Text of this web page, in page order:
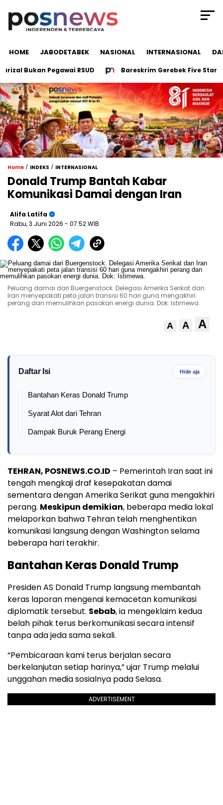
HOME JABODETABEK NASIONAL INTERNASIONAL
Bukan Pegawai RSUD Bareskrim Gerebek Five Stars
Home / INDEKS / INTERNASIONAL
Donald Trump Bantah Kabar
Komunikasi Damai dengan Iran
Alifa Latifa
Rabu, 3 Juni 2026 - 07:52 WIB
Peluang damai dari Buergenstock. Delegasi Amerika Serikat dan
Iran menyepakati peta jalan transisi 60 hari guna mengakhiri
perang dan memulihkan pasokan energi dunia. Dok: Istimewa.
A A A
Daftar Isi Hide aja
Bantahan Keras Donald Trump
Syarat Alot dari Tehran
Dampak Buruk Perang Energi
TEHRAN, POSNEWS.CO.ID – Pemerintah Iran saat ini
tengah mengkaji draf kesepakatan damai
sementara dengan Amerika Serikat guna mengakhiri
perang. Meskipun demikian, beberapa media lokal
melaporkan bahwa Tehran telah menghentikan
komunikasi langsung dengan Washington selama
beberapa hari terakhir.
Bantahan Keras Donald Trump
Presiden AS Donald Trump langsung membantah
keras laporan mengenai kemacetan komunikasi
diplomatik tersebut. Sebab, ia mengeklaim kedua
belah pihak terus berkomunikasi secara intensif
tanpa ada jeda sama sekali.
“Pembicaraan kami terus berjalan secara
berkelanjutan setiap harinya,” ujar Trump melalui
unggahan media sosialnya pada Selasa.
ADVERTISEMENT